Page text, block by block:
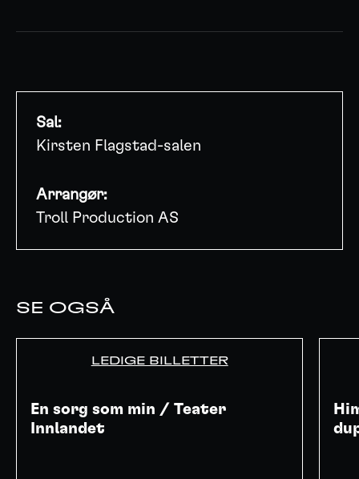
Sal:
Kirsten Flagstad-salen
Arrangør:
Troll Production AS
SE OGSÅ
LEDIGE BILLETTER
En sorg som min / Teater
Innlandet